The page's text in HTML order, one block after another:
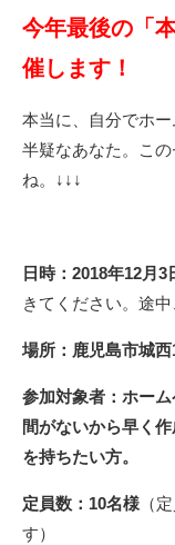
今年最後の「
催します！
本当に、自分でホ
半疑なあなた。こ
ね。↓↓↓
日時：2018年12月
きてください。途中
場所：鹿児島市城
参加対象者：ホー
間がないから早く
を持ちたい方。
定員数：10名様 （
す）